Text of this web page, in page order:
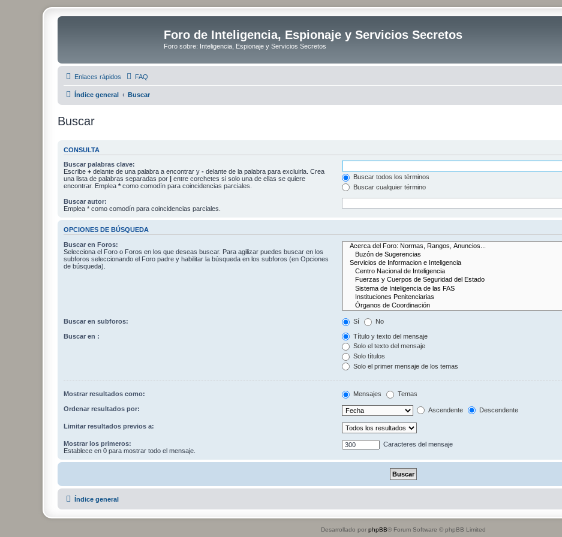
Foro de Inteligencia, Espionaje y Servicios Secretos
Foro sobre: Inteligencia, Espionaje y Servicios Secretos
Enlaces rápidos FAQ
Índice general Buscar
Buscar
CONSULTA
Buscar palabras clave:
Escribe + delante de una palabra a encontrar y - delante de la palabra para excluirla. Crea
una lista de palabras separadas por | entre corchetes si solo una de ellas se quiere
encontrar. Emplea * como comodín para coincidencias parciales.
Buscar todos los términos
Buscar cualquier término
Buscar autor:
Emplea * como comodín para coincidencias parciales.
OPCIONES DE BÚSQUEDA
Buscar en Foros:
Selecciona el Foro o Foros en los que deseas buscar. Para agilizar puedes buscar en los
subforos seleccionando el Foro padre y habilitar la búsqueda en los subforos (en Opciones
de búsqueda).
Buscar en subforos: Sí No
Buscar en :
Título y texto del mensaje
Solo el texto del mensaje
Solo títulos
Solo el primer mensaje de los temas
Mostrar resultados como: Mensajes Temas
Ordenar resultados por: Ascendente Descendente
Limitar resultados previos a:
Mostrar los primeros:
Establece en 0 para mostrar todo el mensaje.
Caracteres del mensaje
Índice general
Desarrollado por phpBB® Forum Software © phpBB Limited